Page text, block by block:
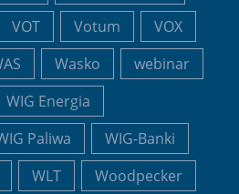
VOT Votum
VOX
Wasko
webinar
WIG Energia
Paliwa
WIG-Banki
WLT
Woodpecker